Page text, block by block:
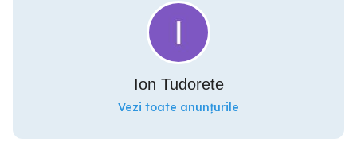
Ion Tudorete
Vezi toate anunțurile